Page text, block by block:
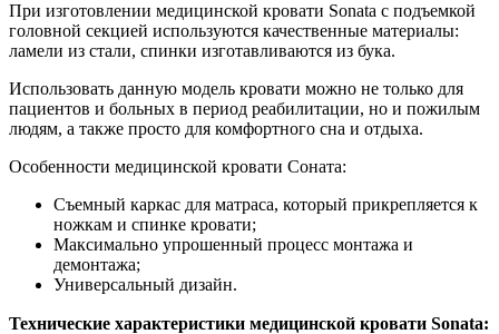
При изготовлении медицинской кровати Sonata с подъемкой
головной секцией используются качественные материалы:
ламели из стали, спинки изготавливаются из бука.
Использовать данную модель кровати можно не только для
пациентов и больных в период реабилитации, но и пожилым
людям, а также просто для комфортного сна и отдыха.
Особенности медицинской кровати Соната:
Съемный каркас для матраса, который прикрепляется к
ножкам и спинке кровати;
Максимально упрошенный процесс монтажа и
демонтажа;
Универсальный дизайн.
Технические характеристики медицинской кровати Sonata: